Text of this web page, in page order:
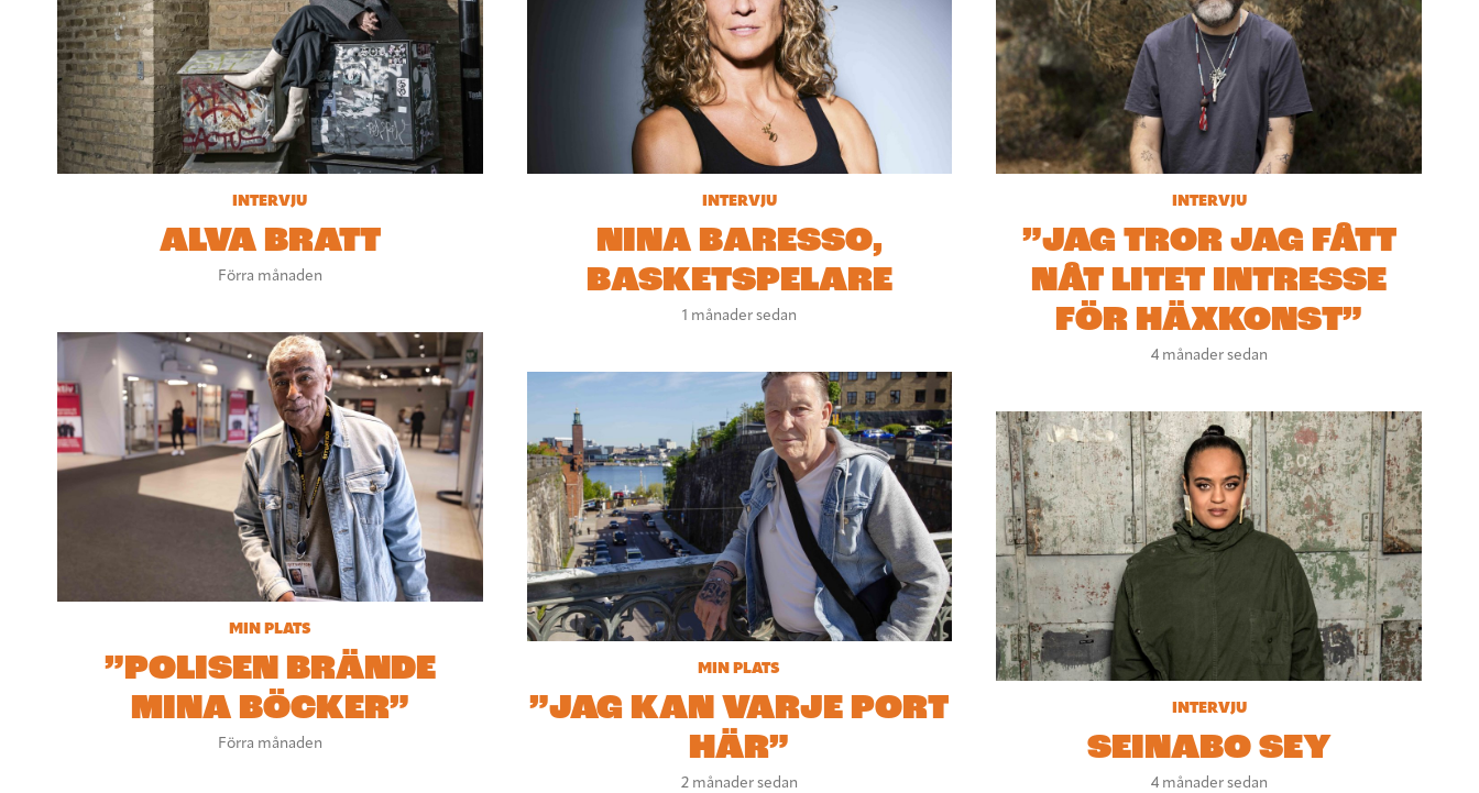
INTERVJU
ALVA BRATT
Förra månaden
MIN PLATS
”POLISEN BRÄNDE
MINA BÖCKER”
Förra månaden
INTERVJU
NINA BARESSO,
BASKETSPELARE
1 månader sedan
MIN PLATS
”JAG KAN VARJE PORT
HÄR”
2 månader sedan
INTERVJU
”JAG TROR JAG FÅTT
NÅT LITET INTRESSE
FÖR HÄXKONST”
4 månader sedan
INTERVJU
SEINABO SEY
4 månader sedan